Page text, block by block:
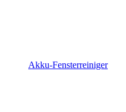
Akku-Fensterreiniger